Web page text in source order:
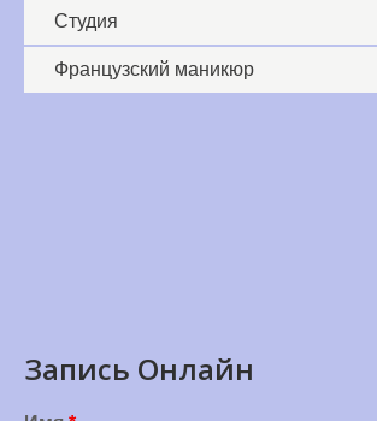
Студия
Французский маникюр
Запись Онлайн